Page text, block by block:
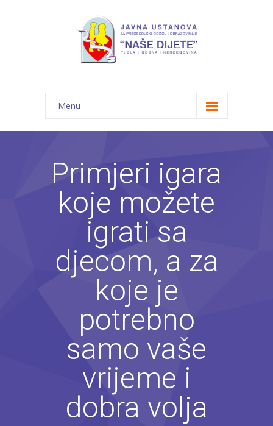
Menu
Početna
O nama
-- JU "Naše dijete"
---- Bambi
---- Bubamara
---- Jelenko
---- Kolibri
---- Lastavica
---- Pčelica
Primjeri igara
koje možete
igrati sa
djecom, a za
koje je
potrebno
samo vaše
vrijeme i
dobra volja